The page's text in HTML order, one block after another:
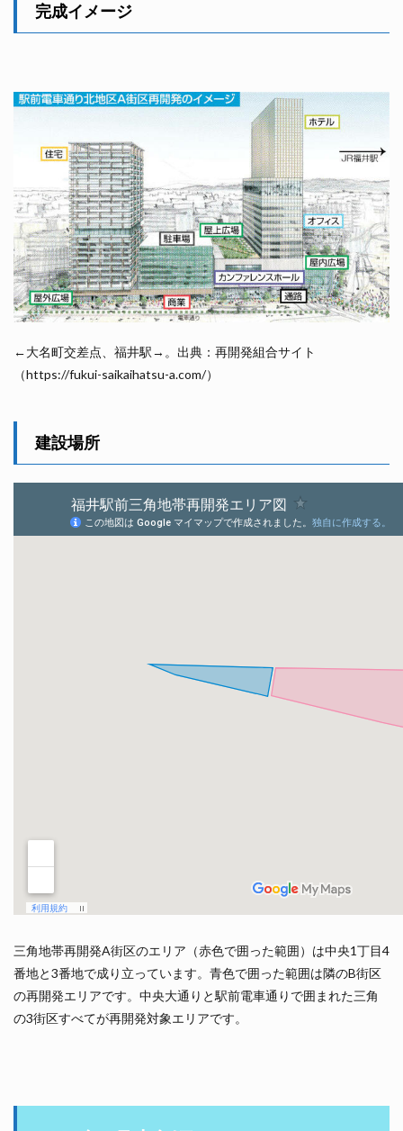
完成イメージ
←大名町交差点、福井駅→。出典：再開発組合サイト
（https://fukui-saikaihatsu-a.com/）
建設場所
三角地帯再開発A街区のエリア（赤色で囲った範囲）は中央1丁目4
番地と3番地で成り立っています。青色で囲った範囲は隣のB街区
の再開発エリアです。中央大通りと駅前電車通りで囲まれた三角
の3街区すべてが再開発対象エリアです。